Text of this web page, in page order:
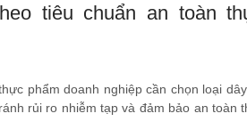
tiêu chuẩn an toàn
phẩm doanh nghiệp cần chọn loại
rủi ro nhiễm tạp và đảm bảo an toàn